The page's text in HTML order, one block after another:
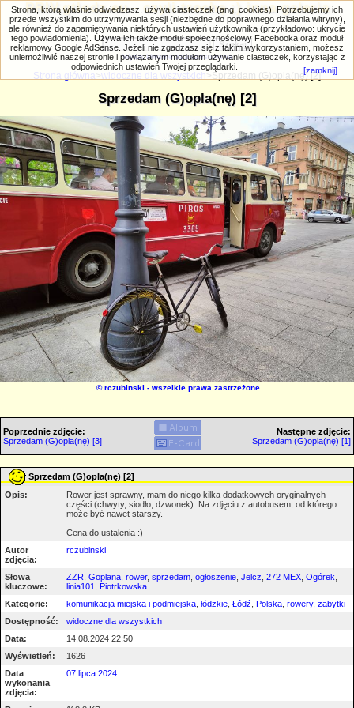
PRIV.gtlodz.eu - czyli trochę ;) inna galeria
Wyszukiwanie zaawansowane
Strona główna widoczne dla wszystkich >Sprzedam (G)opla(nę) [2]
Sprzedam (G)opla(nę) [2]
©rczubinski - wszelkie prawa zastrzeżone.
Poprzednie zdjęcie:
Sprzedam (G)opla(nę) [3]
Następne zdjęcie:
Sprzedam (G)opla(nę) [1]
Sprzedam (G)opla(nę) [2]
Opis:
Rower jest sprawny, mam do niego kilka dodatkowych oryginalnych
części (chwyty, siodło, dzwonek). Na zdjęciu z autobusem, od którego
może być nawet starszy.
Cena do ustalenia :)
Autor
zdjęcia:
rczubinski
Słowa
kluczowe:
ZZR Goplana rower, sprzedam ogłoszenie Jelcz 272 MEX Ogórek
linia101
Piotrkowska
Kategorie:
komunikacja miejska i podmiejska łódzkie Łódź Polska rowery, zabytki
Dostępność:
widoczne dla wszystkich
Data:
14.08.2024 22:50
Wyświetleń:
1626
Data
wykonania
zdjęcia:
07 lipca 2024
Strona, którą właśnie odwiedzasz, używa ciasteczek (ang. cookies). Potrzebujemy ich
przede wszystkim do utrzymywania sesji (niezbędne do poprawnego działania witryny),
ale również do zapamiętywania niektórych ustawień użytkownika (przykładowo: ukrycie
tego powiadomienia). Używa ich także moduł społecznościowy Facebooka oraz moduł
reklamowy Google AdSense. Jeżeli nie zgadzasz się z takim wykorzystaniem, możesz
uniemożliwić naszej stronie i powiązanym modułom używanie ciasteczek, korzystając z
odpowiednich ustawień Twojej przeglądarki.
[zamknij]